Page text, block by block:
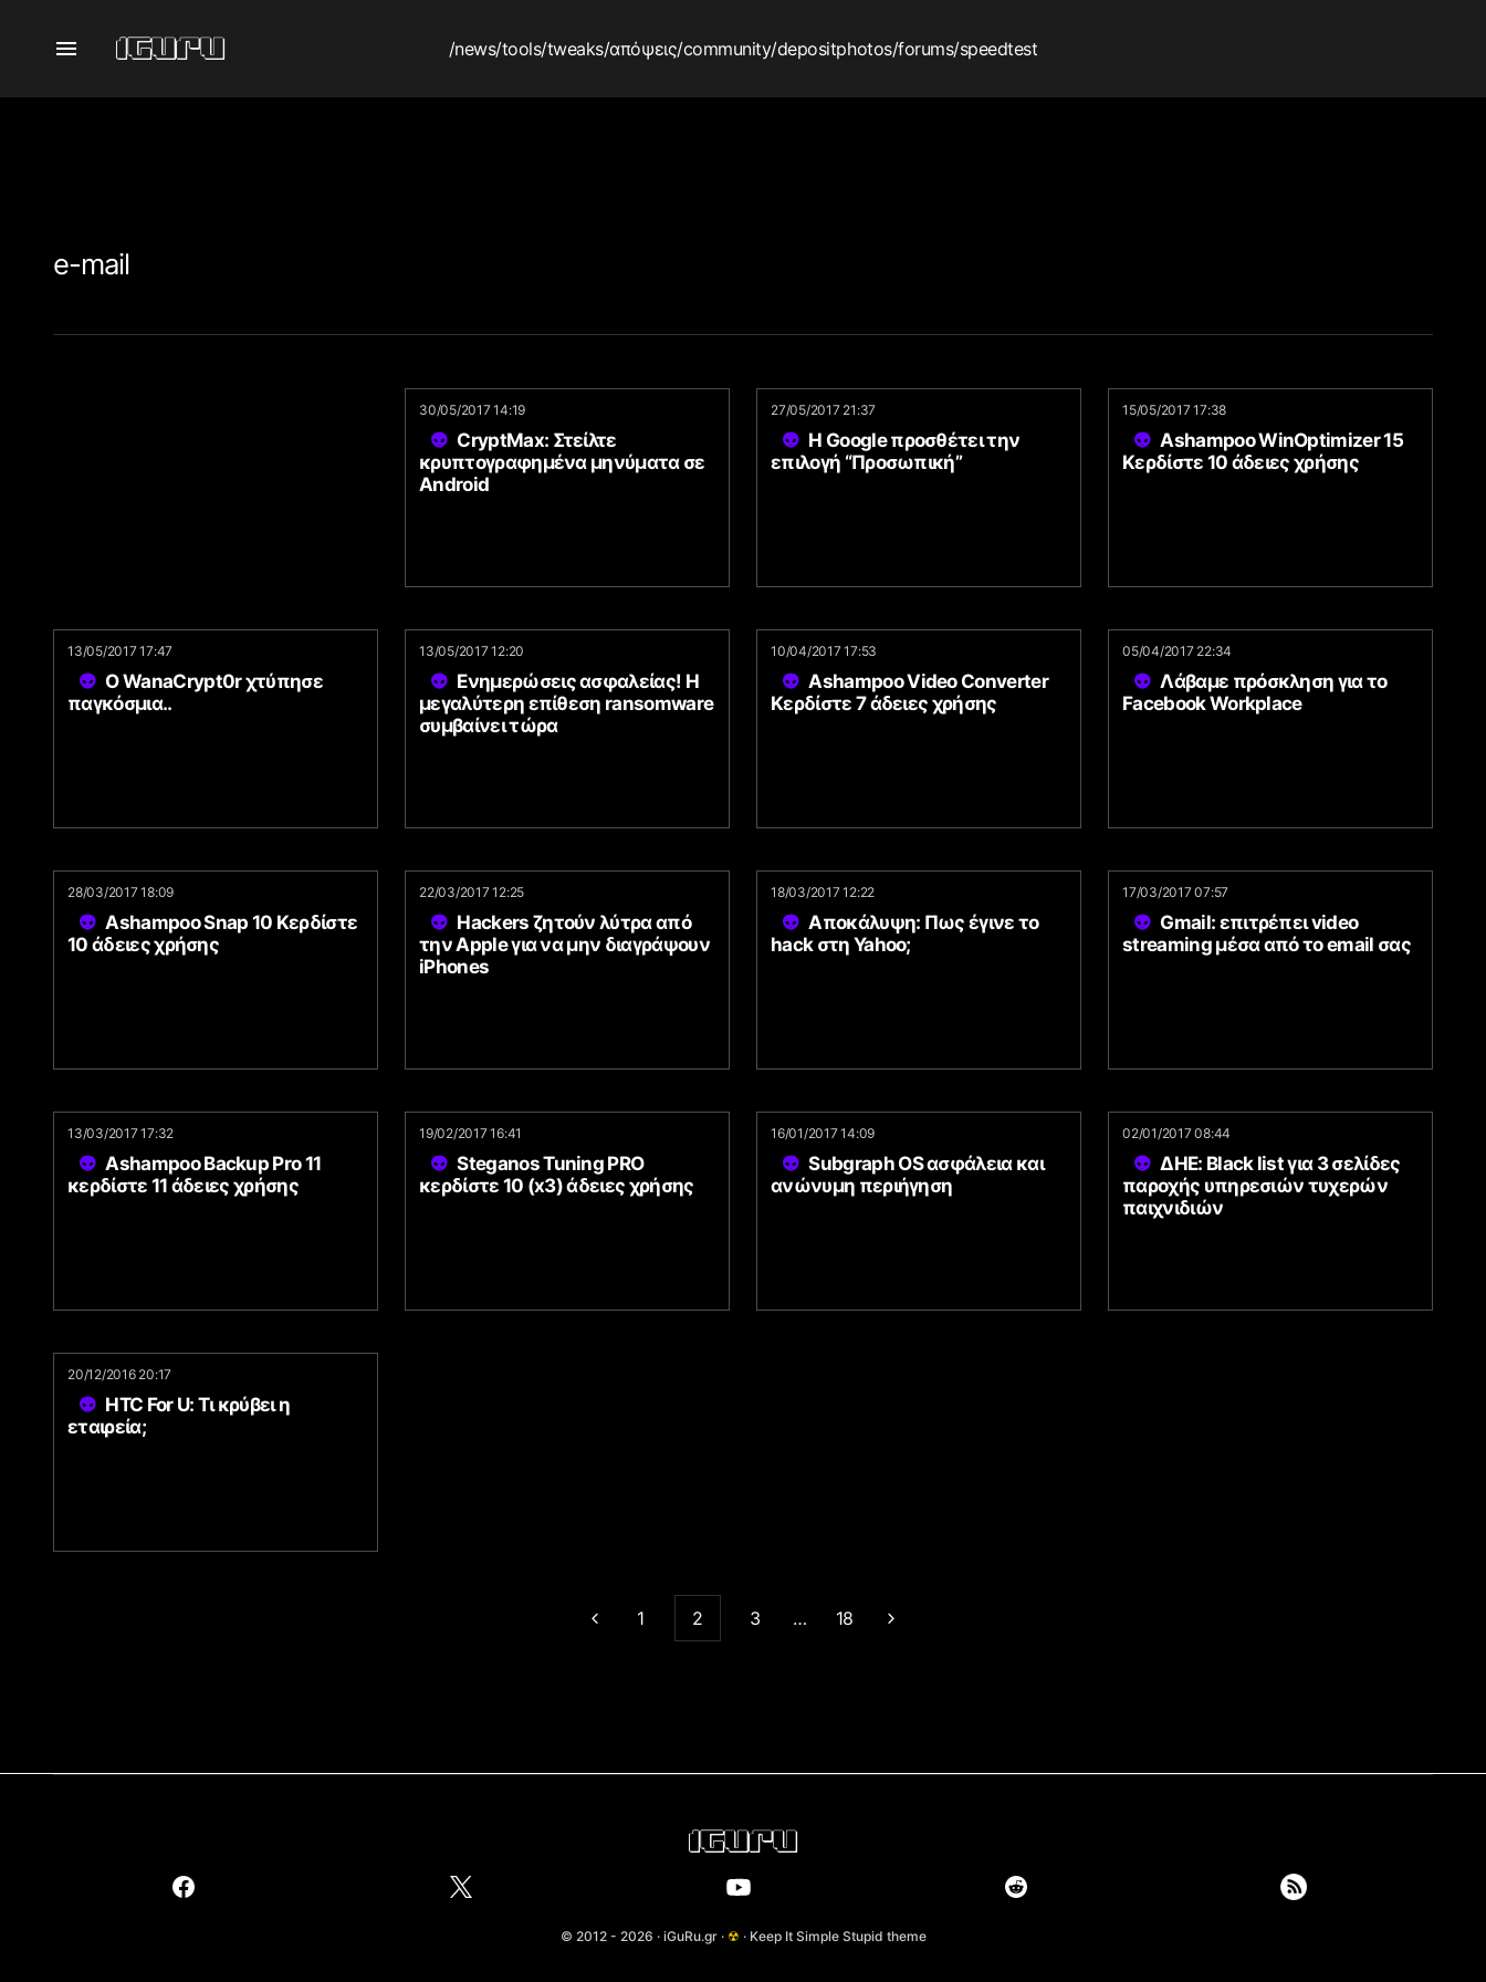
/news/tools/tweaks/απόψεις/community/depositphotos/forums/speedtest
e-mail
30/05/2017 14:19
CryptMax: Στείλτε
κρυπτογραφημένα μηνύματα σε
Android
27/05/2017 21:37
Η Google προσθέτει την
επιλογή “Προσωπική”
15/05/2017 17:38
Ashampoo WinOptimizer 15
Κερδίστε 10 άδειες χρήσης
13/05/2017 17:47
Ο WanaCrypt0r χτύπησε
παγκόσμια..
13/05/2017 12:20
Ενημερώσεις ασφαλείας! Η
μεγαλύτερη επίθεση ransomware
συμβαίνει τώρα
10/04/2017 17:53
Ashampoo Video Converter
Κερδίστε 7 άδειες χρήσης
05/04/2017 22:34
Λάβαμε πρόσκληση για το
Facebook Workplace
28/03/2017 18:09
Ashampoo Snap 10 Κερδίστε
10 άδειες χρήσης
22/03/2017 12:25
Hackers ζητούν λύτρα από
την Apple για να μην διαγράψουν
iPhones
18/03/2017 12:22
Αποκάλυψη: Πως έγινε το
hack στη Yahoo;
17/03/2017 07:57
Gmail: επιτρέπει video
streaming μέσα από το email σας
13/03/2017 17:32
Ashampoo Backup Pro 11
κερδίστε 11 άδειες χρήσης
19/02/2017 16:41
Steganos Tuning PRO
κερδίστε 10 (x3) άδειες χρήσης
16/01/2017 14:09
Subgraph OS ασφάλεια και
ανώνυμη περιήγηση
02/01/2017 08:44
ΔΗΕ: Black list για 3 σελίδες
παροχής υπηρεσιών τυχερών
παιχνιδιών
20/12/2016 20:17
HTC For U: Τι κρύβει η
εταιρεία;
1 2 3 … 18
© 2012 - 2026 · iGuRu.gr · ☢ · Keep It Simple Stupid theme